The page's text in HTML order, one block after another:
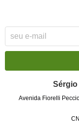
Sérgio
Avenida Fiorelli